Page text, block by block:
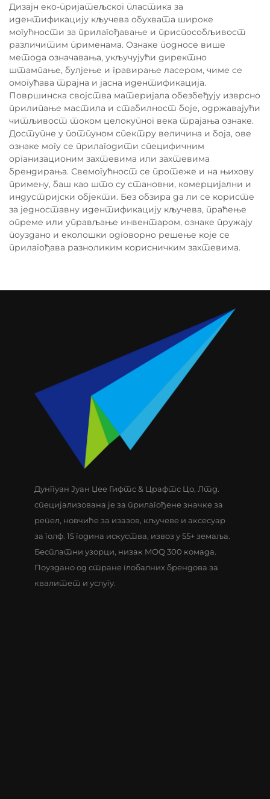
Дизајн еко-пријатељског пластика за
идентификацију кључева обухвата широке
могућности за прилагођавање и приспособљивост
различитим применама. Ознаке подносе више
метода означавања, укључујући директно
штампање, булјење и гравирање ласером, чиме се
омогућава трајна и јасна идентификација.
Површинска својства материјала обезбеђују изврсно
прилипање мастила и стабилност боје, одржавајући
читљивост током целокупног векa трајања ознаке.
Доступне у потпуном спектру величина и боја, ове
ознаке могу се прилагодити специфичним
организационим захтевима или захтевима
брендирања. Свемогућност се протеже и на њихову
примену, баш као што су становни, комерцијални и
индустријски објекти. Без обзира да ли се користе
за једноставну идентификацију кључева, праћење
опреме или управљање инвентаром, ознаке пружају
поуздано и еколошки одговорно решење које се
прилагођава разноликим корисничким захтевима.
Дунггуан Јуан Џее Гифтс & Црафтс Цо, Лтд.
специјализована је за прилагођене значке за
репел, новчиће за изазов, кључеве и аксесуар
за голф. 15 година искуства, извоз у 55+ земаља.
Бесплатни узорци, низак MOQ 300 комада.
Поуздано од стране глобалних брендова за
квалитет и услугу.